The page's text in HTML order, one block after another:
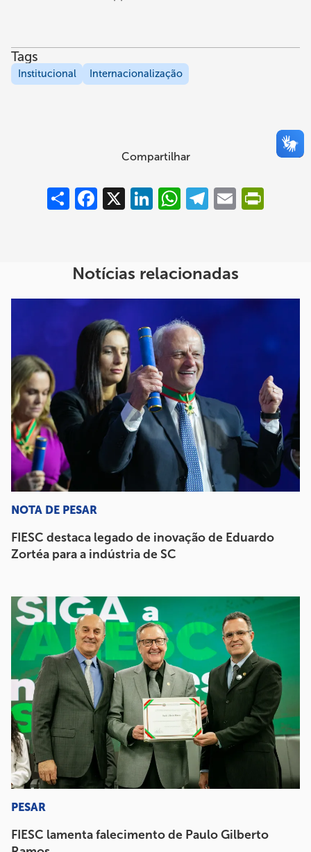
Tags
Institucional Internacionalização
Compartilhar
Compartilhar
Facebook
X LinkedInWhatsAppTelegram
Email
Notícias relacionadas
NOTA DE PESAR
FIESC destaca legado de inovação de Eduardo
Zortéa para a indústria de SC
PESAR
FIESC lamenta falecimento de Paulo Gilberto